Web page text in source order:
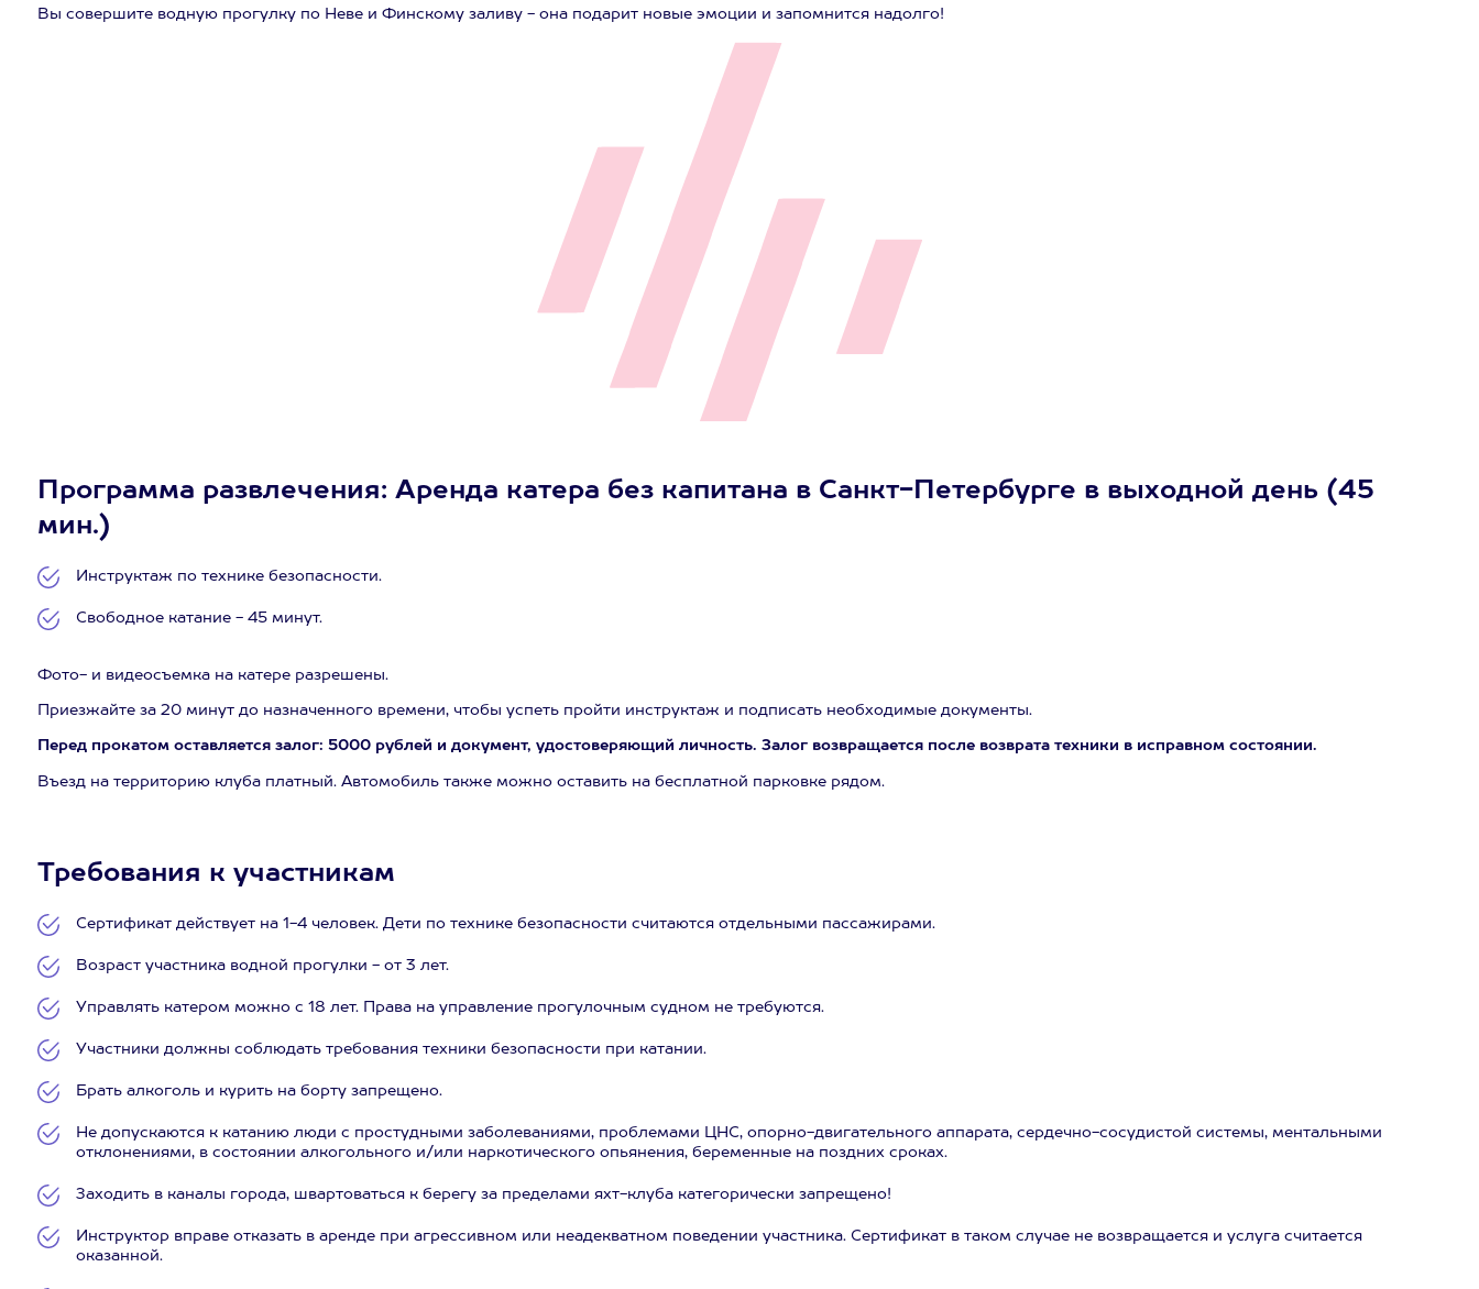
Вы совершите водную прогулку по Неве и Финскому заливу - она подарит новые эмоции и запомнится надолго!
Программа развлечения: Аренда катера без капитана в Санкт-Петербурге в выходной день (45
мин.)
Инструктаж по технике безопасности.
Свободное катание - 45 минут.
Фото- и видеосъемка на катере разрешены.
Приезжайте за 20 минут до назначенного времени, чтобы успеть пройти инструктаж и подписать необходимые документы.
Перед прокатом оставляется залог: 5000 рублей и документ, удостоверяющий личность. Залог возвращается после возврата техники в исправном состоянии.
Въезд на территорию клуба платный. Автомобиль также можно оставить на бесплатной парковке рядом.
Требования к участникам
Сертификат действует на 1-4 человек. Дети по технике безопасности считаются отдельными пассажирами.
Возраст участника водной прогулки - от 3 лет.
Управлять катером можно с 18 лет. Права на управление прогулочным судном не требуются.
Участники должны соблюдать требования техники безопасности при катании.
Брать алкоголь и курить на борту запрещено.
Не допускаются к катанию люди с простудными заболеваниями, проблемами ЦНС, опорно-двигательного аппарата, сердечно-сосудистой системы, ментальными
отклонениями, в состоянии алкогольного и/или наркотического опьянения, беременные на поздних сроках.
Заходить в каналы города, швартоваться к берегу за пределами яхт-клуба категорически запрещено!
Инструктор вправе отказать в аренде при агрессивном или неадекватном поведении участника. Сертификат в таком случае не возвращается и услуга считается
оказанной.